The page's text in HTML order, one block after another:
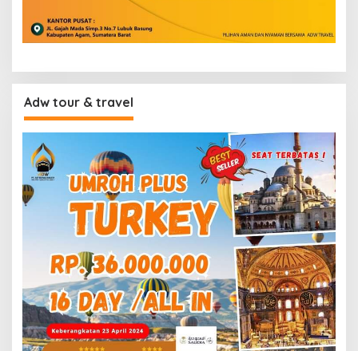
Adw tour & travel